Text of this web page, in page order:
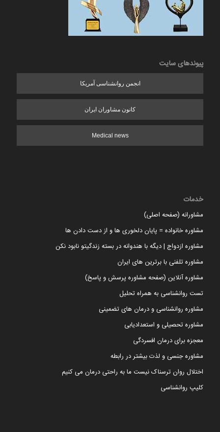
پیوندهای سایت
انجمن روانشناسی آمریکا
کانون مشاوران ایران
Medical news
خدمات
مشاورانه (صفحه اصلی)
مشاوره خانواده = پایان دلخوری ها و از دست دادن ها
مشاوره ازدواج | دیگه با هندوانه در بسته زندگیتو نابود نکن
مشاوره تلفنی با برترین های ایران
مشاوره آنلاین (صفحه مشاوره پرسش و پاسخ)
تست روانشناسی به همراه تحلیل
مشاوره روانشناسی و درمان های تضمینی
مشاوره تحصیلی و استعدادیابی
معجزه برای درمان افسردگی
مشاوره جنسی و لذت بیشتر در رابطه
اختلال روان ترسناک نیست ما به راحتی درمان می کنیم
کلیپ روانشناسی